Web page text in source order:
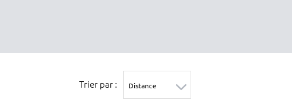
Trier par :